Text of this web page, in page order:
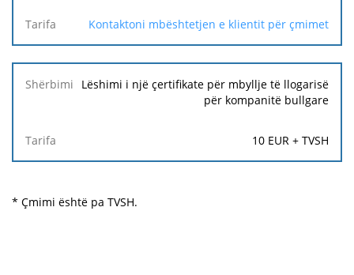
Kontaktoni mbështetjen e klientit për çmimet
Lëshimi i një çertifikate për mbyllje të llogarisë
për kompanitë bullgare
10 EUR + TVSH
* Çmimi është pa TVSH.